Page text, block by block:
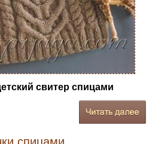
свитер спицами